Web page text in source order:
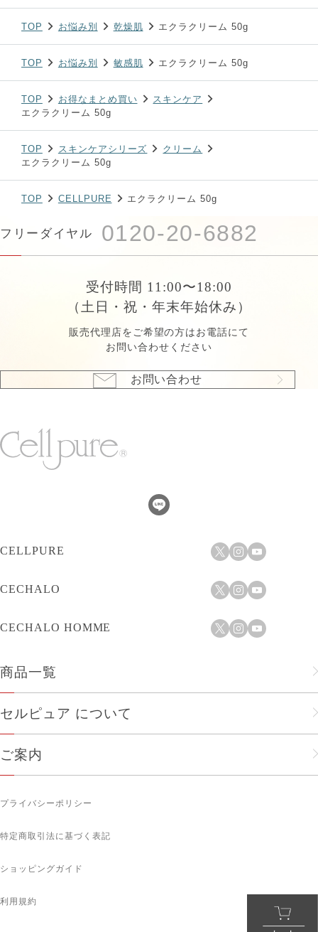
TOP お悩み別 乾燥肌 エクラクリーム 50g
TOP お悩み別 敏感肌 エクラクリーム 50g
TOP お得なまとめ買い
スキンケア
エクラクリーム 50g
TOP スキンケアシリーズ
クリーム
エクラクリーム 50g
TOP CELLPURE エクラクリーム 50g
フリーダイヤル 0120-20-6882
受付時間 11:00〜18:00
（土日・祝・年末年始休み）
販売代理店をご希望の方はお電話にて
お問い合わせください
お問い合わせ
CELLPURE
CECHALO
CECHALO HOMME
商品一覧
フェイスケア
セルピュア について
セルピュアのこだわり
企業理念
ご案内
プライバシーポリシー
特定商取引法に基づく表記
ショッピングガイド
利用規約